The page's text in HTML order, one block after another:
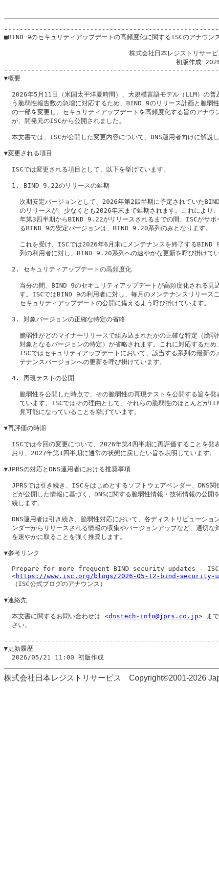
■BIND 9のセキュリティアップデートの高頻度化に関するISCのアナウン
株式会社日本レジストリサー
初版作成
▼概要
2026年5月11日（米国太平洋夏時間）、大規模言語モデル（LLM）の普
う脆弱性報告数の急増に対応するため、BIND 9のリリース計画と脆弱
の一部を変更し、セキュリティアップデートを高頻度化する旨のアナウ
  が、開発元のISCから公開されました。
本文書では、ISCが公開した変更内容について、DNS運用者向けに解説
▼変更される項目
  ISCでは変更される項目として、以下を挙げています。
  1. BIND 9.22のリリースの延期
次期安定バージョンとして、2026年第2四半期に予定されていた
のリリースが、少なくとも2026年末まで延期されます。これにより
年第3四半期からBIND 9.22がリリースされるまでの間、ISCがサポ
    るBIND 9の安定バージョンは、BIND 9.20系列のみとなります。
これを受け、ISCでは2026年6月末にメンテナンスを終了するBIND
列の利用者に対し、BIND 9.20系列への速やかな更新を呼び掛けて
  2. セキュリティアップデートの高頻度化
当分の間、BIND 9のセキュリティアップデートが高頻度化される見
す。ISCではBIND 9の利用者に対し、毎月のメンテナンスリリース
    セキュリティアップデートの公開に備えるよう呼び掛けています。
  3. 対象バージョンの正確な特定の省略
脆弱性がどのマイナーリリースで組み込まれたかの正確な特定（脆弱
対象となるバージョンの特定）が省略されます。これに対応するため
ISCではセキュリティアップデートにおいて、該当する系列の最新の
    テナンスバージョンへの更新を呼び掛けています。
  4. 再現テストの公開
脆弱性を公開した時点で、その脆弱性の再現テストを公開する旨を発
ています。ISCではその理由として、それらの脆弱性のほとんどが
    見可能になっていることを挙げています。
▼再評価の時期
ISCでは今回の変更について、2026年第4四半期に再評価することを発
  おり、2027年第1四半期に通常の状態に戻したい旨を表明しています。
▼JPRSの対応とDNS運用者における推奨事項
JPRSでは引き続き、ISCをはじめとするソフトウェアベンダー、DNS関
どが公開した情報に基づく、DNSに関する脆弱性情報・技術情報の公開
  続します。
DNS運用者は引き続き、脆弱性対応において、各ディストリビューショ
ンダーからリリースされる情報の収集やバージョンアップなど、適切な
  を速やかに取ることを強く推奨します。
▼参考リンク
  Prepare for more frequent BIND security updates - ISC
  <
https://www.isc.org/blogs/2026-05-12-bind-security-
  （ISC公式ブログのアナウンス）
▼連絡先
  本文書に関するお問い合わせは <
dnstech-info@jprs.co.jp> まで
  さい。
▼更新履歴
株式会社日本レジストリサービス Copyright©2001-2026